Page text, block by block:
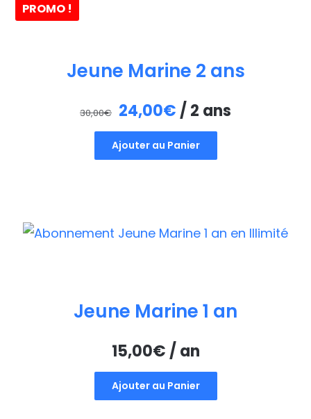
PROMO !
Jeune Marine 2 ans
30,00€ Le
prix
initial
24,00€ Le
prix
actuel
/ 2 ans
Ajouter au Panier
Jeune Marine 1 an
15,00€ / an
Ajouter au Panier